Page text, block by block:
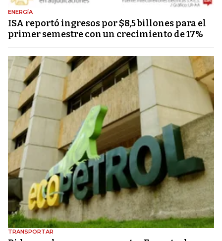
ENERGÍA
ISA reportó ingresos por $8,5 billones para el
primer semestre con un crecimiento de 17%
TRANSPORTAR